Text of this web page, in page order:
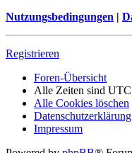
Nutzungsbedingungen |
Registrieren
Foren-Übersicht
Alle Zeiten sind
Alle Cookies löschen
Datenschutzerklärung
Impressum